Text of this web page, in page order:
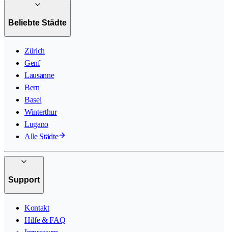
Beliebte Städte
Zürich
Genf
Lausanne
Bern
Basel
Winterthur
Lugano
Alle Städte
Support
Kontakt
Hilfe & FAQ